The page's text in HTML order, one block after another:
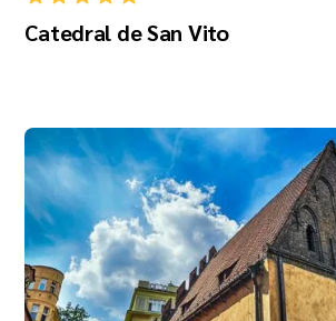
Catedral de San Vito